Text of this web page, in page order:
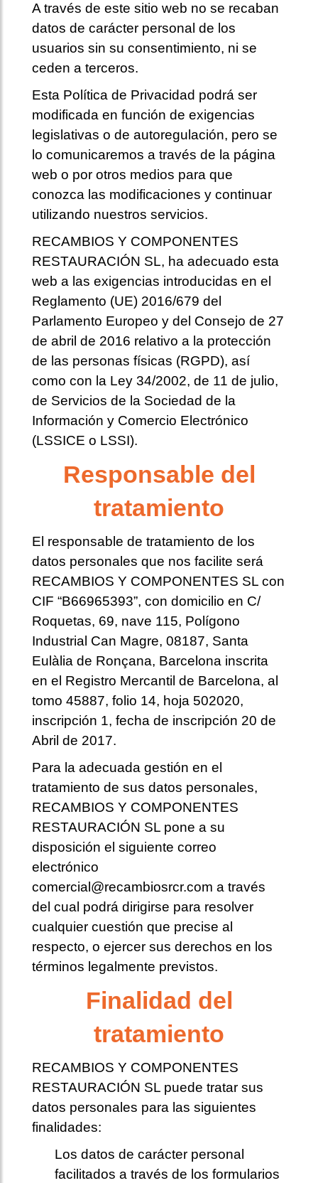
A través de este sitio web no se recaban
datos de carácter personal de los
usuarios sin su consentimiento, ni se
ceden a terceros.
Esta Política de Privacidad podrá ser
modificada en función de exigencias
legislativas o de autoregulación, pero se
lo comunicaremos a través de la página
web o por otros medios para que
conozca las modificaciones y continuar
utilizando nuestros servicios.
RECAMBIOS Y COMPONENTES
RESTAURACIÓN SL, ha adecuado esta
web a las exigencias introducidas en el
Reglamento (UE) 2016/679 del
Parlamento Europeo y del Consejo de 27
de abril de 2016 relativo a la protección
de las personas físicas (RGPD), así
como con la Ley 34/2002, de 11 de julio,
de Servicios de la Sociedad de la
Información y Comercio Electrónico
(LSSICE o LSSI).
Responsable del
tratamiento
El responsable de tratamiento de los
datos personales que nos facilite será
RECAMBIOS Y COMPONENTES SL con
CIF “B66965393”, con domicilio en C/
Roquetas, 69, nave 115, Polígono
Industrial Can Magre, 08187, Santa
Eulàlia de Ronçana, Barcelona inscrita
en el Registro Mercantil de Barcelona, al
tomo 45887, folio 14, hoja 502020,
inscripción 1, fecha de inscripción 20 de
Abril de 2017.
Para la adecuada gestión en el
tratamiento de sus datos personales,
RECAMBIOS Y COMPONENTES
RESTAURACIÓN SL pone a su
disposición el siguiente correo
electrónico
comercial@recambiosrcr.com a través
del cual podrá dirigirse para resolver
cualquier cuestión que precise al
respecto, o ejercer sus derechos en los
términos legalmente previstos.
Finalidad del
tratamiento
RECAMBIOS Y COMPONENTES
RESTAURACIÓN SL puede tratar sus
datos personales para las siguientes
finalidades:
Los datos de carácter personal
facilitados a través de los formularios